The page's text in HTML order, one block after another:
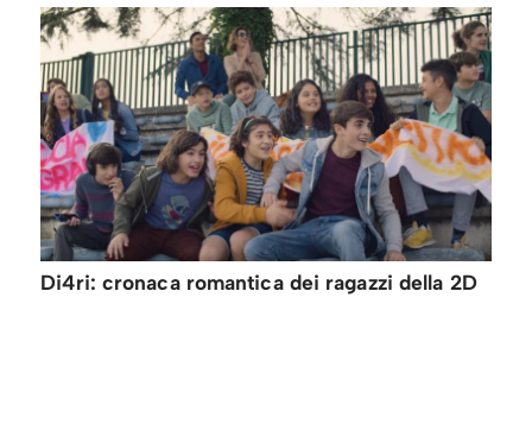
Di4ri: cronaca romantica dei ragazzi della 2D